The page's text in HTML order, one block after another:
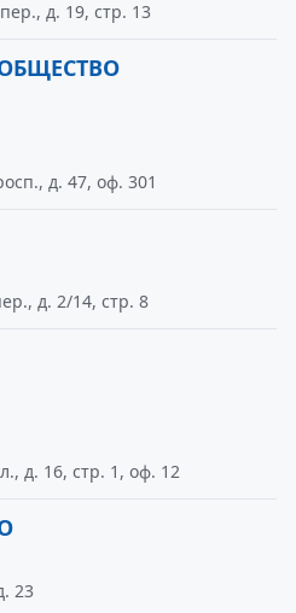
д. 19, стр. 13
д. 47, оф. 301
д. 2/14, стр. 8
д. 16, стр. 1, оф. 12
23